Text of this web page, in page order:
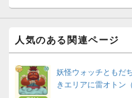
人気のある関連ページ
妖怪ウォッチともだ
きエリアに雷オトン